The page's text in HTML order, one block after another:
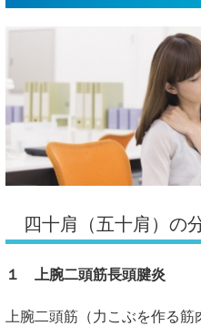
四十肩（五十肩）の
１ 上腕二頭筋長頭腱炎
上腕二頭筋（力こぶを作る筋